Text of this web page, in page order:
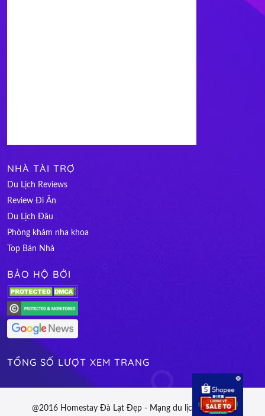
NHÀ TÀI TRỢ
Du Lịch Reviews
Review Đi Ăn
Du Lịch Đâu
Phòng khám nha khoa
Top Bán Nhà
BẢO HỘ BỞI
TỔNG SỐ LƯỢT XEM TRANG
@2016 Homestay Đà Lạt Đẹp - Mạng du lịch Việt Nam